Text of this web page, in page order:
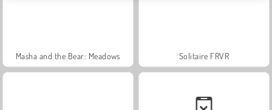
Masha and the Bear: Meadows Solitaire FRVR